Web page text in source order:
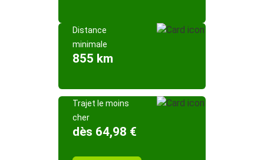
Distance
minimale
855 km
Trajet le moins
cher
dès 64,98 €